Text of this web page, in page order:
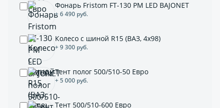
Фонарь Fristom FT-130 PM LED BAJONET
+ 6 490 руб.
Колесо с шиной R15 (ВАЗ, 4х98)
+ 9 300 руб.
Тент полог 500/510-50 Евро
+ 5 000 руб.
Тент 500/510-600 Евро